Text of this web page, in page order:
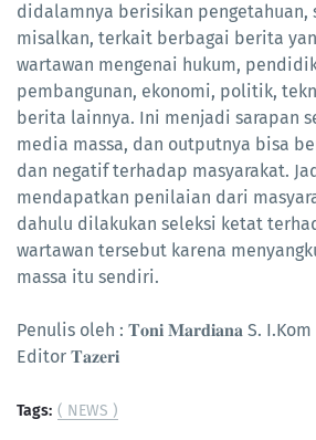
didalamnya berisikan pengetahuan,
misalkan, terkait berbagai berita
wartawan mengenai hukum,
pembangunan, ekonomi, politik,
berita lainnya. Ini menjadi sarapan
media massa, dan outputnya bisa
dan negatif terhadap masyarakat.
mendapatkan penilaian dari
dahulu dilakukan seleksi ketat
wartawan tersebut karena
massa itu sendiri.
Penulis oleh : 𝐓𝐨𝐧𝐢 𝐌𝐚𝐫𝐝𝐢𝐚𝐧𝐚 S. I.Kom
Editor 𝐓𝐚𝐳𝐞𝐫𝐢
Tags: ( NEWS )